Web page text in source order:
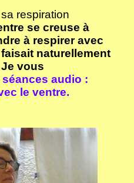
respiration
se creuse à
à respirer avec
naturellement
vous
séances audio :
le ventre.